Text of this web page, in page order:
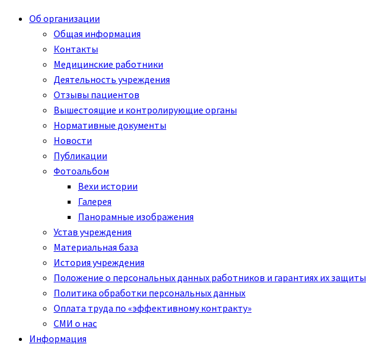
Об организации
Общая информация
Контакты
Медицинские работники
Деятельность учреждения
Отзывы пациентов
Вышестоящие и контролирующие органы
Нормативные документы
Новости
Публикации
Фотоальбом
Вехи истории
Галерея
Панорамные изображения
Устав учреждения
Материальная база
История учреждения
Положение о персональных данных работников и гарантиях их защиты
Политика обработки персональных данных
Оплата труда по «эффективному контракту»
СМИ о нас
Информация